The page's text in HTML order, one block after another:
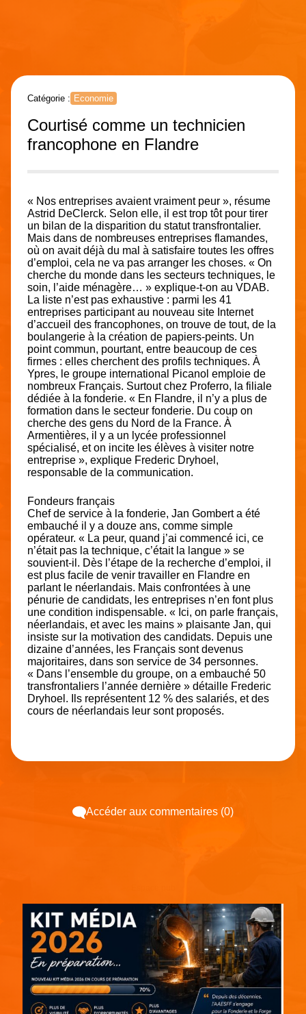
Catégorie : Economie
Courtisé comme un technicien
francophone en Flandre
« Nos entreprises avaient vraiment peur », résume
Astrid DeClerck. Selon elle, il est trop tôt pour tirer
un bilan de la disparition du statut transfrontalier.
Mais dans de nombreuses entreprises flamandes,
où on avait déjà du mal à satisfaire toutes les offres
d’emploi, cela ne va pas arranger les choses. « On
cherche du monde dans les secteurs techniques, le
soin, l’aide ménagère… » explique-t-on au VDAB.
La liste n’est pas exhaustive : parmi les 41
entreprises participant au nouveau site Internet
d’accueil des francophones, on trouve de tout, de la
boulangerie à la création de papiers-peints. Un
point commun, pourtant, entre beaucoup de ces
firmes : elles cherchent des profils techniques. À
Ypres, le groupe international Picanol emploie de
nombreux Français. Surtout chez Proferro, la filiale
dédiée à la fonderie. « En Flandre, il n’y a plus de
formation dans le secteur fonderie. Du coup on
cherche des gens du Nord de la France. À
Armentières, il y a un lycée professionnel
spécialisé, et on incite les élèves à visiter notre
entreprise », explique Frederic Dryhoel,
responsable de la communication.
Fondeurs français
Chef de service à la fonderie, Jan Gombert a été
embauché il y a douze ans, comme simple
opérateur. « La peur, quand j’ai commencé ici, ce
n’était pas la technique, c’était la langue » se
souvient-il. Dès l’étape de la recherche d’emploi, il
est plus facile de venir travailler en Flandre en
parlant le néerlandais. Mais confrontées à une
pénurie de candidats, les entreprises n’en font plus
une condition indispensable. « Ici, on parle français,
néerlandais, et avec les mains » plaisante Jan, qui
insiste sur la motivation des candidats. Depuis une
dizaine d’années, les Français sont devenus
majoritaires, dans son service de 34 personnes.
« Dans l’ensemble du groupe, on a embauché 50
transfrontaliers l’année dernière » détaille Frederic
Dryhoel. Ils représentent 12 % des salariés, et des
cours de néerlandais leur sont proposés.
Accéder aux commentaires (0)